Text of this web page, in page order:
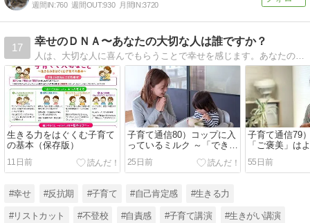
週間IN:760 週間OUT:930 月間IN:3720
17
幸せのＤＮＡ〜あなたの大切な人は誰ですか？
人は、大切な人に喜んでもらうことで幸せを感じます。あなたの大切な人は誰ですか？ あなたは誰の愛を受け取っていますか？
生きる力をはぐくむ子育て
の基本（保存版）
11日前
子育て通信80）コップに入
っているミルク ～「できて
いるところ」を見つける子
育て
25日前
子育て通信79
「ご褒美」は
55日前
#幸せ #反抗期 #子育て #自己肯定感 #生きる力
#リストカット #不登校 #自責感 #子育て講演 #生きがい講演